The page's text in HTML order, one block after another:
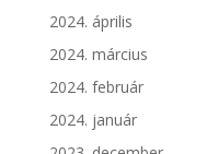
2024. április
2024. március
2024. február
2024. január